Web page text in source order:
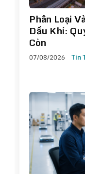
Phân Loại
Dầu Khí:
Còn
07/08/2026 Tin